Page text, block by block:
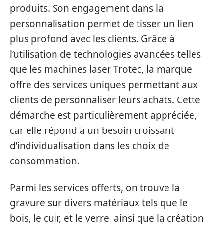
produits. Son engagement dans la
personnalisation permet de tisser un lien
plus profond avec les clients. Grâce à
l’utilisation de technologies avancées telles
que les machines laser Trotec, la marque
offre des services uniques permettant aux
clients de personnaliser leurs achats. Cette
démarche est particulièrement appréciée,
car elle répond à un besoin croissant
d’individualisation dans les choix de
consommation.
Parmi les services offerts, on trouve la
gravure sur divers matériaux tels que le
bois, le cuir, et le verre, ainsi que la création